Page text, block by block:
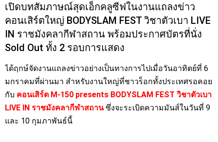
เปิดบทสัมภาษณ์สุดเอ็กคลูซีฟในงานแถลงข่าว
คอนเสิร์ตใหญ่ BODYSLAM FEST วิชาตัวเบา LIVE
IN ราชมังคลากีฬาสถาน พร้อมประกาศบัตรที่นั่ง
Sold Out ทั้ง 2 รอบการแสดง
ได้ฤกษ์จัดงานแถลงข่าวอย่างเป็นทางการไปเมื่อวันอาทิตย์ที่ 6
มกราคมที่ผ่านมา สำหรับงานใหญ่ที่ชาวร็อกทั้งประเทศรอคอย
กับ คอนเสิร์ต M-150 presents BODYSLAM FEST วิชาตัวเบา
LIVE IN ราชมังคลากีฬาสถานซึ่งจะระเบิดความมันส์ในวันที่ 9
และ 10 กุมภาพันธ์นี้